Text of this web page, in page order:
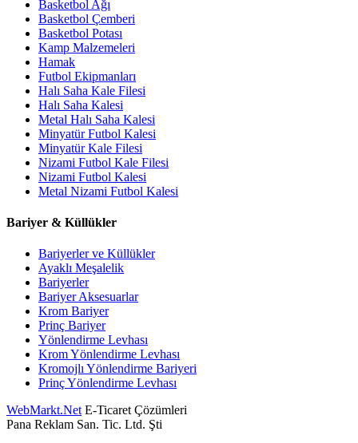
Basketbol Ağı
Basketbol Çemberi
Basketbol Potası
Kamp Malzemeleri
Hamak
Futbol Ekipmanları
Halı Saha Kale Filesi
Halı Saha Kalesi
Metal Halı Saha Kalesi
Minyatür Futbol Kalesi
Minyatür Kale Filesi
Nizami Futbol Kale Filesi
Nizami Futbol Kalesi
Metal Nizami Futbol Kalesi
Bariyer & Küllükler
Bariyerler ve Küllükler
Ayaklı Meşalelik
Bariyerler
Bariyer Aksesuarlar
Krom Bariyer
Prinç Bariyer
Yönlendirme Levhası
Krom Yönlendirme Levhası
Kromojlı Yönlendirme Bariyeri
Prinç Yönlendirme Levhası
WebMarkt.Net E-Ticaret Çözümleri
Pana Reklam San. Tic. Ltd. Şti